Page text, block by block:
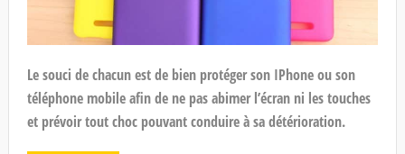
Le souci de chacun est de bien protéger son IPhone ou son
téléphone mobile afin de ne pas abimer l’écran ni les touches
et prévoir tout choc pouvant conduire à sa détérioration.